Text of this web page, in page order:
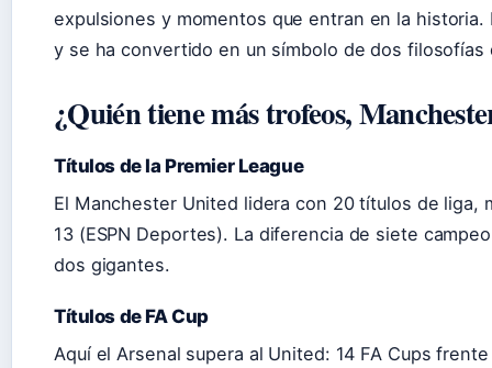
expulsiones y momentos que entran en la
y se ha convertido en un símbolo de dos filosofías
¿Quién tiene más trofeos,
Títulos de la Premier League
El Manchester United lidera con 20 títulos de liga,
13 (ESPN Deportes). La diferencia de siete
dos gigantes.
Títulos de FA Cup
Aquí el Arsenal supera al United: 14 FA Cups